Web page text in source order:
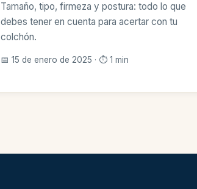
Tamaño, tipo, firmeza y postura: todo lo que
debes tener en cuenta para acertar con tu
colchón.
📅 15 de enero de 2025 · ⏱️ 1 min